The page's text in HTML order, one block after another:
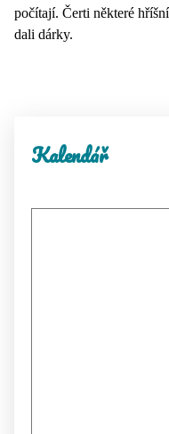
počítají. Čerti některé
dali dárky.
Kalendář